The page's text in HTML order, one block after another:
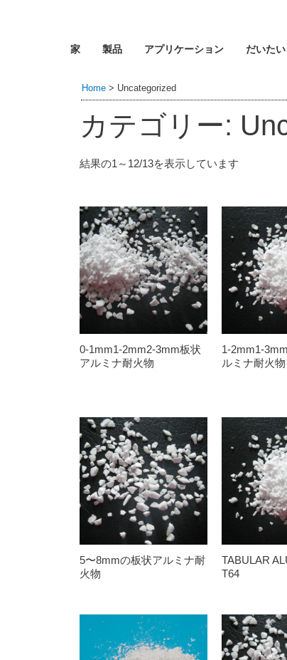
家 製品 アプリケーション だいたい
Home > Uncategorized
カテゴリー:
結果の1～12/13を表示しています
0-1mm1-2mm2-3mm板状
アルミナ耐火物
1-2mm1-
ルミナ耐火物
5〜8mmの板状アルミナ耐
火物
TABULAR
T64